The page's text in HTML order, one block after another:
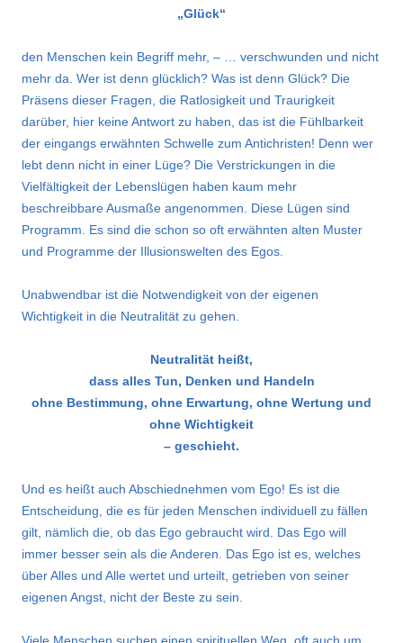
„Glück“
den Menschen kein Begriff mehr, – … verschwunden und nicht
mehr da. Wer ist denn glücklich? Was ist denn Glück? Die
Präsens dieser Fragen, die Ratlosigkeit und Traurigkeit
darüber, hier keine Antwort zu haben, das ist die Fühlbarkeit
der eingangs erwähnten Schwelle zum Antichristen! Denn wer
lebt denn nicht in einer Lüge? Die Verstrickungen in die
Vielfältigkeit der Lebenslügen haben kaum mehr
beschreibbare Ausmaße angenommen. Diese Lügen sind
Programm. Es sind die schon so oft erwähnten alten Muster
und Programme der Illusionswelten des Egos.
Unabwendbar ist die Notwendigkeit von der eigenen
Wichtigkeit in die Neutralität zu gehen.
Neutralität heißt,
dass alles Tun, Denken und Handeln
ohne Bestimmung, ohne Erwartung, ohne Wertung und
ohne Wichtigkeit
– geschieht.
Und es heißt auch Abschiednehmen vom Ego! Es ist die
Entscheidung, die es für jeden Menschen individuell zu fällen
gilt, nämlich die, ob das Ego gebraucht wird. Das Ego will
immer besser sein als die Anderen. Das Ego ist es, welches
über Alles und Alle wertet und urteilt, getrieben von seiner
eigenen Angst, nicht der Beste zu sein.